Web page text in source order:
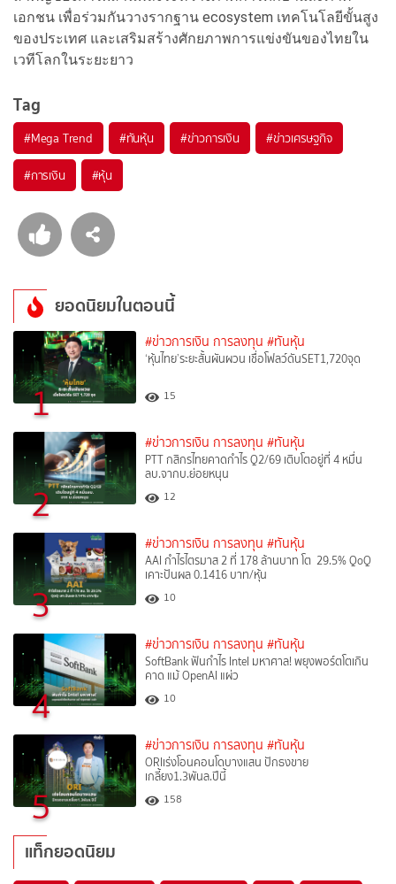
เอกชน เพื่อร่วมกันวางรากฐาน ecosystem เทคโนโลยีขั้นสูง
ของประเทศ และเสริมสร้างศักยภาพการแข่งขันของไทยใน
เวทีโลกในระยะยาว
Tag
#Mega Trend #ทันหุ้น #ข่าวการเงิน #ข่าวเศรษฐกิจ
#การเงิน #หุ้น
ยอดนิยมในตอนนี้
1
#ข่าวการเงิน การลงทุน #ทันหุ้น
‘หุ้นไทย’ระยะสั้นผันผวน เชื่อโฟลว์ดันSET1,720จุด
15
2
#ข่าวการเงิน การลงทุน #ทันหุ้น
PTT กสิกรไทยคาดกำไร Q2/69 เติบโตอยู่ที่ 4 หมื่น
ลบ.จากบ.ย่อยหนุน
12
3
#ข่าวการเงิน การลงทุน #ทันหุ้น
AAI กำไรไตรมาส 2 ที่ 178 ล้านบาท โต 29.5% QoQ
เคาะปันผล 0.1416 บาท/หุ้น
10
4
#ข่าวการเงิน การลงทุน #ทันหุ้น
SoftBank ฟันกำไร Intel มหาศาล! พยุงพอร์ตโตเกิน
คาด แม้ OpenAI แผ่ว
10
5
#ข่าวการเงิน การลงทุน #ทันหุ้น
ORIเร่งโอนคอนโดบางแสน ปักธงขาย
เกลี้ยง1.3พันล.ปีนี้
158
แท็กยอดนิยม